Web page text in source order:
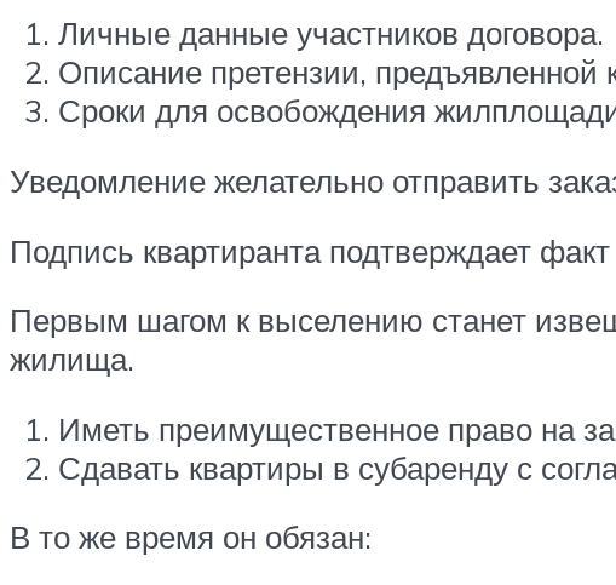
Личные данные участников договора.
Описание претензии, предъявленной
Сроки для освобождения
Уведомление желательно отправить
Подпись квартиранта подтверждает
Первым шагом к выселению станет
жилища.
Иметь преимущественное право на
Сдавать квартиры в субаренду с
В то же время он обязан: